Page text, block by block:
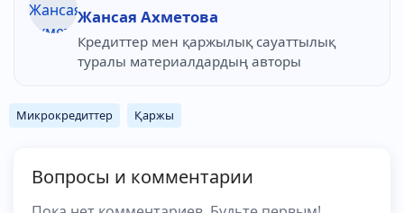
Жансая Ахметова
Кредиттер мен қаржылық сауаттылық
туралы материалдардың авторы
Микрокредиттер Қаржы
Вопросы и комментарии